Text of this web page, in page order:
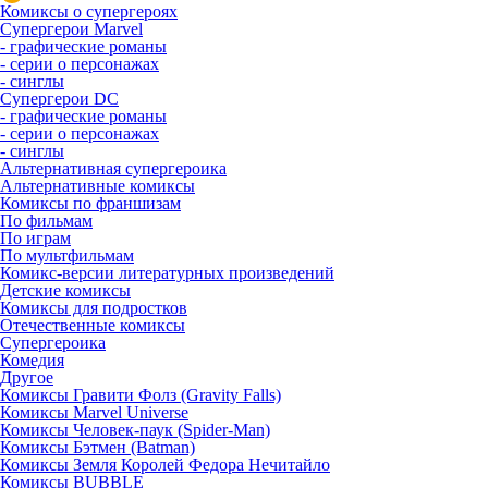
Комиксы о супергероях
Супергерои Marvel
- графические романы
- серии о персонажах
- синглы
Супергерои DC
- графические романы
- серии о персонажах
- синглы
Альтернативная супергероика
Альтернативные комиксы
Комиксы по франшизам
По фильмам
По играм
По мультфильмам
Комикс-версии литературных произведений
Детские комиксы
Комиксы для подростков
Отечественные комиксы
Супергероика
Комедия
Другое
Комиксы Гравити Фолз (Gravity Falls)
Комиксы Marvel Universe
Комиксы Человек-паук (Spider-Man)
Комиксы Бэтмен (Batman)
Комиксы Земля Королей Федора Нечитайло
Комиксы BUBBLE